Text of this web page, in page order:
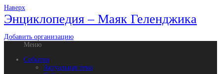
Наверх
Энциклопедия – Маяк Геленджика
Добавить организацию
Меню
События
Актуальная тема